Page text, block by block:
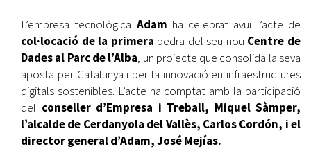
L’empresa tecnològica Adam ha celebrat avui l’acte de
col·locació de la primera pedra del seu nou Centre de
Dades al Parc de l’Alba, un projecte que consolida la seva
aposta per Catalunya i per la innovació en infraestructures
digitals sostenibles. L’acte ha comptat amb la participació
del conseller d’Empresa i Treball, Miquel Sàmper,
l’alcalde de Cerdanyola del Vallès, Carlos Cordón, i el
director general d’Adam, José Mejías.